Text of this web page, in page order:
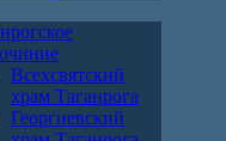
Всехсвятский
храм Таганрога
Георгиевский